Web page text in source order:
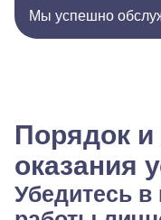
Мы успешно
Порядок и
оказания
Убедитесь в